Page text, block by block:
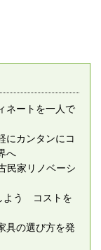
ネートを一人で
カンタンにコ
へ
民家リノベーシ
よう コストを
具の選び方を発